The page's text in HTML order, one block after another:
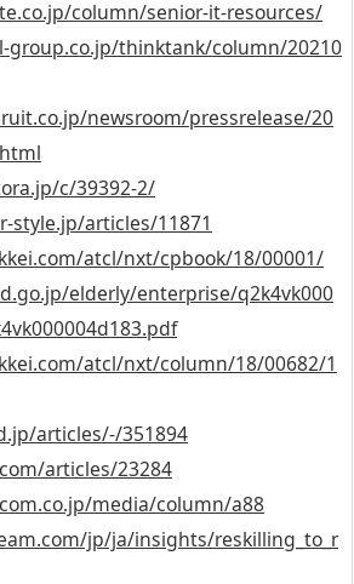
column/senior-it-resources/
group.co.jp/thinktank/column/20210
newsroom/pressrelease/20
c/39392-2/
style.jp/articles/11871
atcl/nxt/cpbook/18/00001/
elderly/enterprise/q2k4vk000
atcl/nxt/column/18/00682/1
articles/-/351894
articles/23284
media/column/a88
jp/ja/insights/reskilling_to_r